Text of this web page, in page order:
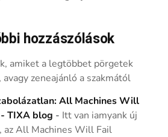
hozzászólások
amiket a legtöbbet pörgetek
avagy zeneajánló a szakmától
All Machines Will
TIXA blog - Itt van iamyank új
az All Machines Will Fail